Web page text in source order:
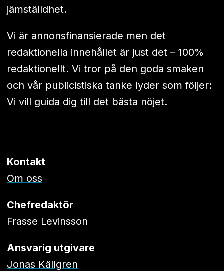
jämställdhet.
Vi är annonsfinansierade men det
redaktionella innehållet är just det – 100%
redaktionellt. Vi tror på den goda smaken
och vår publicistiska tanke lyder som följer:
Vi vill guida dig till det bästa nöjet.
Kontakt
Om oss
Chefredaktör
Frasse Levinsson
Ansvarig utgivare
Jonas Källgren